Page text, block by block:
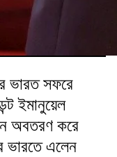
ভারত সফরে
ইমানুয়েল
অবতরণ করে
ভারতে এলেন